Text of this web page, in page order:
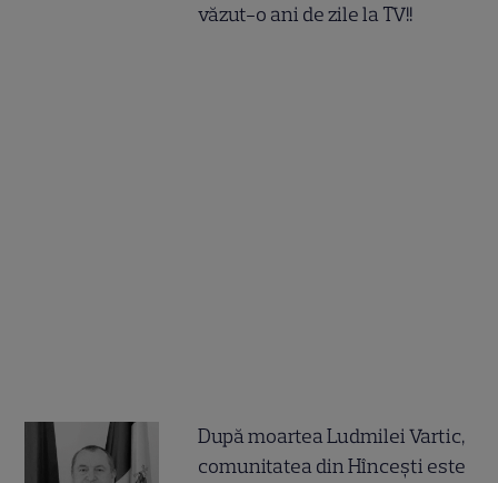
văzut-o ani de zile la TV!!
După moartea Ludmilei Vartic,
comunitatea din Hîncești este